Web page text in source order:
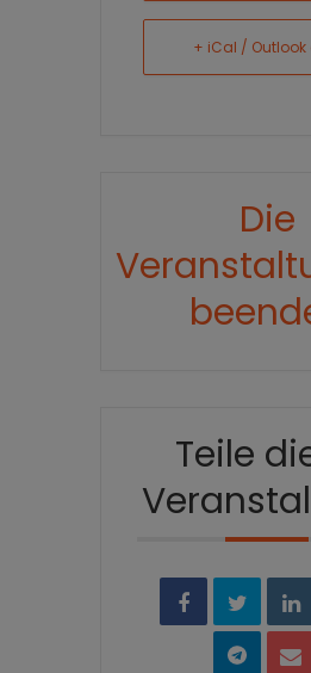
+ iCal / Outlook
Die
Teile